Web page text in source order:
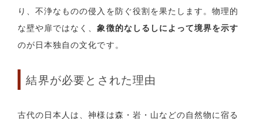
り、不浄なものの侵入を防ぐ役割を果たします。物理的
な壁や扉ではなく、象徴的なしるしによって境界を示す
のが日本独自の文化です。
結界が必要とされた理由
古代の日本人は、神様は森・岩・山などの自然物に宿る